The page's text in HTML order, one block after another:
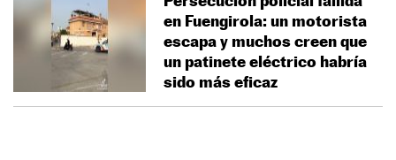
en Fuengirola: un motorista
escapa y muchos creen que
un patinete eléctrico habría
sido más eficaz